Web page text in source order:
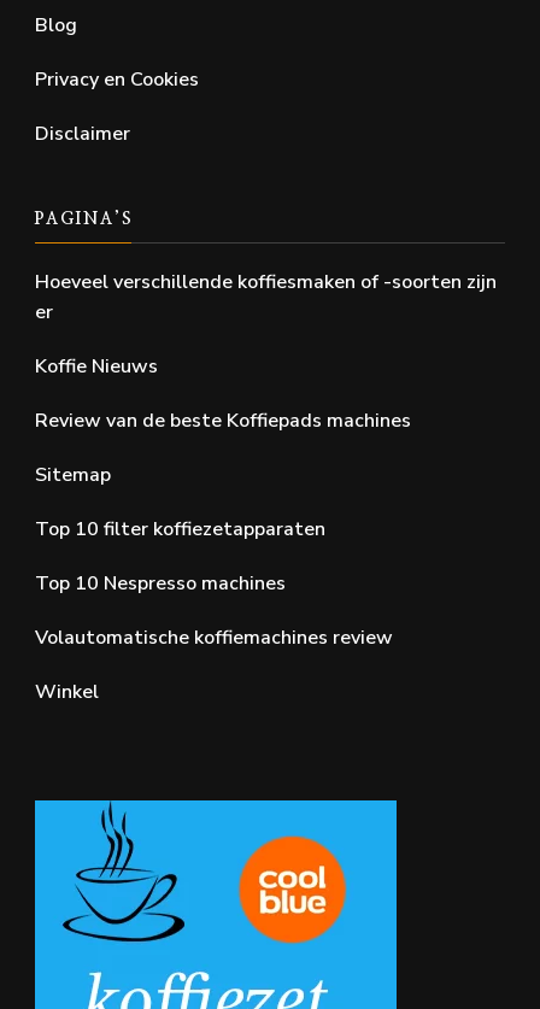
Blog
Privacy en Cookies
Disclaimer
PAGINA’S
Hoeveel verschillende koffiesmaken of -soorten zijn
er
Koffie Nieuws
Review van de beste Koffiepads machines
Sitemap
Top 10 filter koffiezetapparaten
Top 10 Nespresso machines
Volautomatische koffiemachines review
Winkel